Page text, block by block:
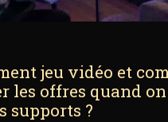
jeu vidéo et
les offres quand
supports ?